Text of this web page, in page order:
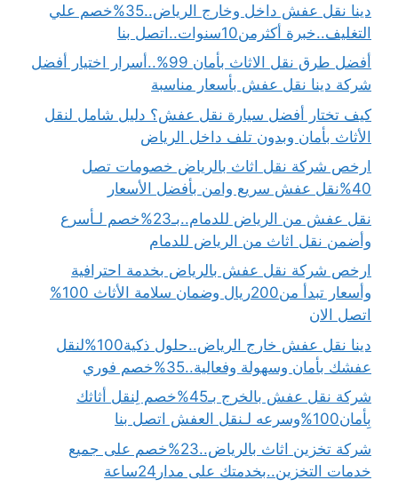
دينا نقل عفش داخل وخارج الرياض..35%خصم علي
التغليف..خبرة أكثرمن10سنوات..اتصل بنا
أفضل طرق نقل الاثاث بأمان 99%..أسرار اختيار أفضل
شركة دينا نقل عفش بأسعار مناسبة
كيف تختار أفضل سيارة نقل عفش؟ دليل شامل لنقل
الأثاث بأمان وبدون تلف داخل الرياض
ارخص شركة نقل اثاث بالرياض خصومات تصل
40%نقل عفش سريع وامن بأفضل الأسعار
نقل عفش من الرياض للدمام..بـ23%خصم لـأسرع
وأضمن نقل اثاث من الرياض للدمام
ارخص شركة نقل عفش بالرياض بخدمة احترافية
وأسعار تبدأ من200ريال وضمان سلامة الأثاث 100%
اتصل الان
دينا نقل عفش خارج الرياض..حلول ذكية100%لنقل
عفشك بأمان وسهولة وفعالية..35%خصم فوري
شركة نقل عفش بالخرج بـ45%خصم لِنقل أثاثك
بِأمان100%وسرعه لـنقل العفش اتصل بنا
شركة تخزين اثاث بالرياض..23%خصم على جميع
خدمات التخزين..بخدمتك على مدار24ساعة